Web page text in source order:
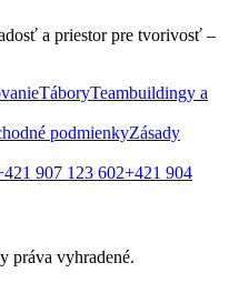
a priestor pre tvorivosť –
TáboryTeambuildingy a
podmienkyZásady
907 123 602+421 904
práva vyhradené.